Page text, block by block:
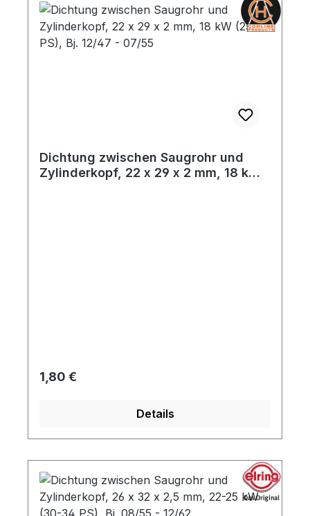
Dichtung zwischen Saugrohr und
Zylinderkopf, 22 x 29 x 2 mm, 18 kW
Regulärer Preis:
1,80 €
Details